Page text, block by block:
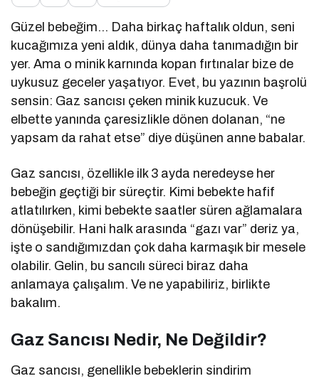
Güzel bebeğim… Daha birkaç haftalık oldun, seni
kucağımıza yeni aldık, dünya daha tanımadığın bir
yer. Ama o minik karnında kopan fırtınalar bize de
uykusuz geceler yaşatıyor. Evet, bu yazının başrolü
sensin: Gaz sancısı çeken minik kuzucuk. Ve
elbette yanında çaresizlikle dönen dolanan, “ne
yapsam da rahat etse” diye düşünen anne babalar.
Gaz sancısı, özellikle ilk 3 ayda neredeyse her
bebeğin geçtiği bir süreçtir. Kimi bebekte hafif
atlatılırken, kimi bebekte saatler süren ağlamalara
dönüşebilir. Hani halk arasında “gazı var” deriz ya,
işte o sandığımızdan çok daha karmaşık bir mesele
olabilir. Gelin, bu sancılı süreci biraz daha
anlamaya çalışalım. Ve ne yapabiliriz, birlikte
bakalım.
Gaz Sancısı Nedir, Ne Değildir?
Gaz sancısı, genellikle bebeklerin sindirim